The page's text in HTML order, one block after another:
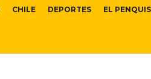
CHILE DEPORTES EL